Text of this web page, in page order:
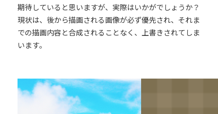
期待していると思いますが、実際はいかがでしょうか？
現状は、後から描画される画像が必ず優先され、それま
での描画内容と合成されることなく、上書きされてしま
います。